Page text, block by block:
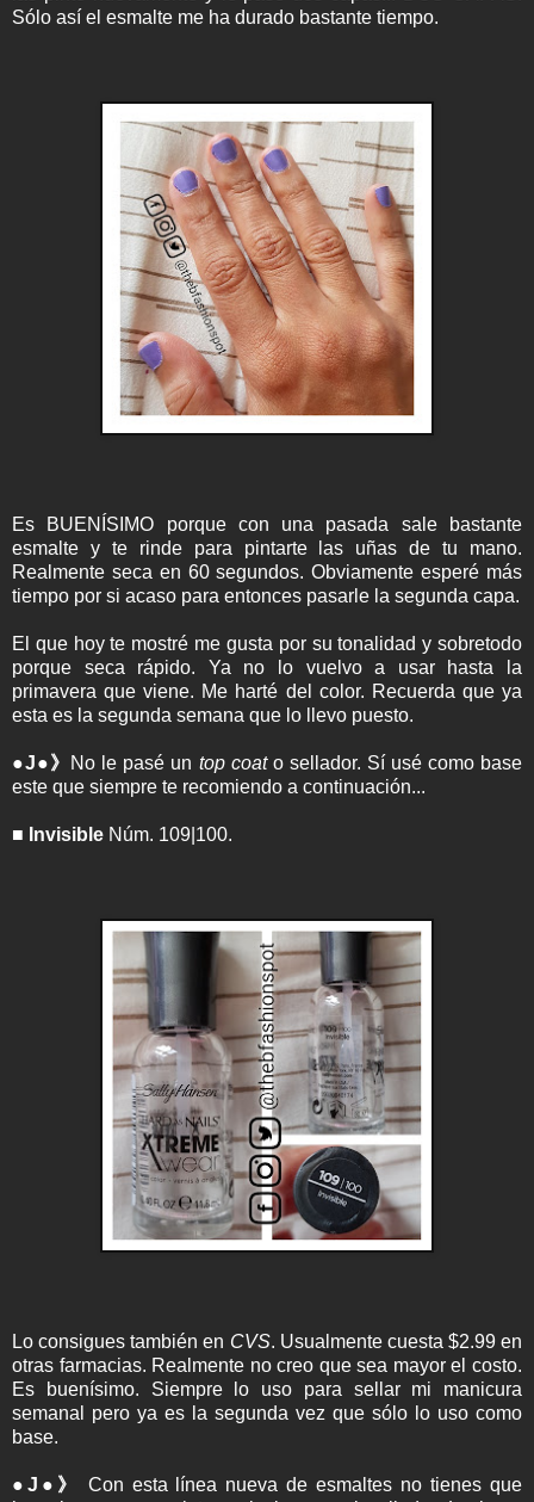
Sólo así el esmalte me ha durado bastante tiempo.
Es BUENÍSIMO porque con una pasada sale bastante
esmalte y te rinde para pintarte las uñas de tu mano.
Realmente seca en 60 segundos. Obviamente esperé más
tiempo por si acaso para entonces pasarle la segunda capa.
El que hoy te mostré me gusta por su tonalidad y sobretodo
porque seca rápido. Ya no lo vuelvo a usar hasta la
primavera que viene. Me harté del color. Recuerda que ya
esta es la segunda semana que lo llevo puesto.
●J●》 No le pasé un top coato sellador. Sí usé como base
este que siempre te recomiendo a continuación...
■ Invisible Núm. 109|100.
Lo consigues también en CVS. Usualmente cuesta $2.99 en
otras farmacias. Realmente no creo que sea mayor el costo.
Es buenísimo. Siempre lo uso para sellar mi manicura
semanal pero ya es la segunda vez que sólo lo uso como
base.
●J●》
Con esta línea nueva de esmaltes no tienes que